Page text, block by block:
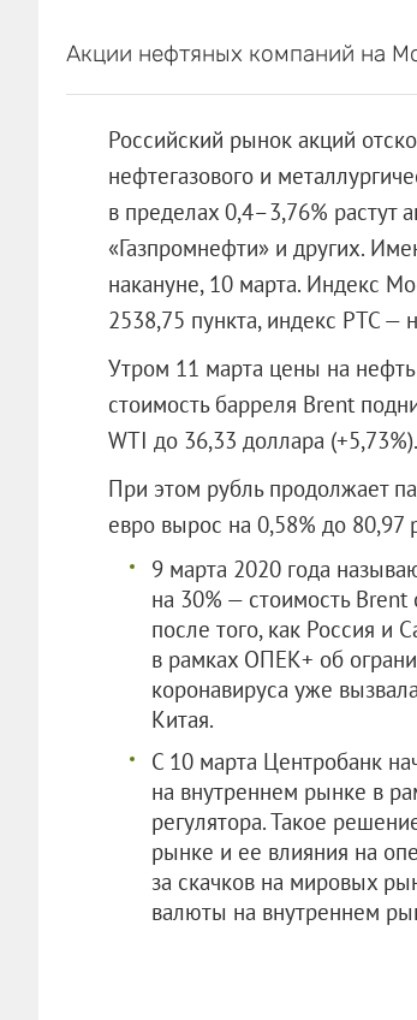
Акции нефтяных компаний на
Российский рынок акций
нефтегазового и
в пределах 0,4–3,76% растут
«Газпромнефти» и других.
накануне, 10 марта. Индекс
2538,75 пункта, индекс РТС —
Утром 11 марта цены на
стоимость барреля Brent
WTI до 36,33 доллара (+5,73%).
При этом рубль продолжает
евро вырос на 0,58% до 80,97
9 марта 2020 года
на 30% — стоимость Brent
после того, как Россия и
в рамках ОПЕК+ об
коронавируса уже
Китая.
С 10 марта Центробанк
на внутреннем рынке в
регулятора. Такое
рынке и ее влияния на
за скачков на мировых
валюты на внутреннем